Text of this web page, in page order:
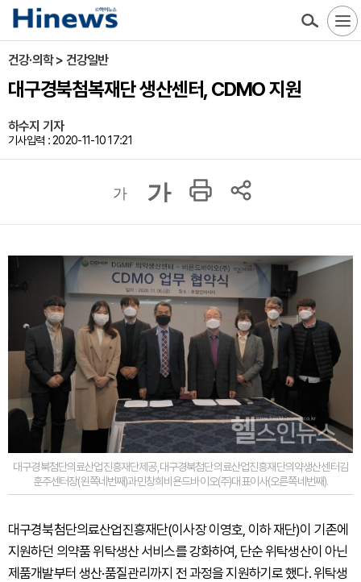
건강·의학 > 건강일반
대구경북첨복재단 생산센터, CDMO 지원
하수지 기자
기사입력 : 2020-11-10 17:21
가 가
대구경북첨단의료산업진흥재단제공,대구경북첨단의료산업진흥재단의약생산센터김
훈주센터장(왼쪽네번째)과민창희비욘드바이오(주)대표이사(오른쪽네번째).
대구경북첨단의료산업진흥재단(이사장 이영호, 이하 재단)이 기존에
지원하던 의약품 위탁생산 서비스를 강화하여, 단순 위탁생산이 아닌
제품개발부터 생산·품질관리까지 전 과정을 지원하기로 했다. 위탁생